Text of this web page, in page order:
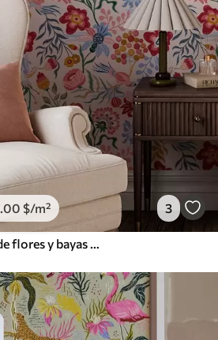
.00 $/m² 3
Brillante composición de flores y bayas con loros